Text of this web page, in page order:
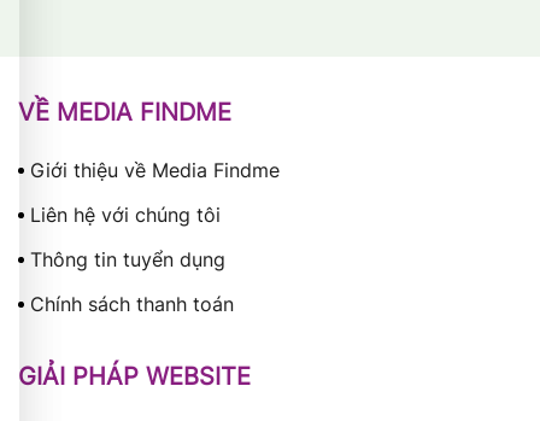
VỀ MEDIA FINDME
Giới thiệu về Media Findme
Liên hệ với chúng tôi
Thông tin tuyển dụng
Chính sách thanh toán
GIẢI PHÁP WEBSITE